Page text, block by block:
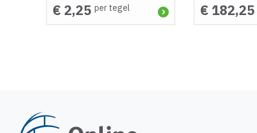
€ 2,25 per tegel € 182,25